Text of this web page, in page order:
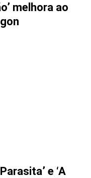
melhora ao
e ‘A